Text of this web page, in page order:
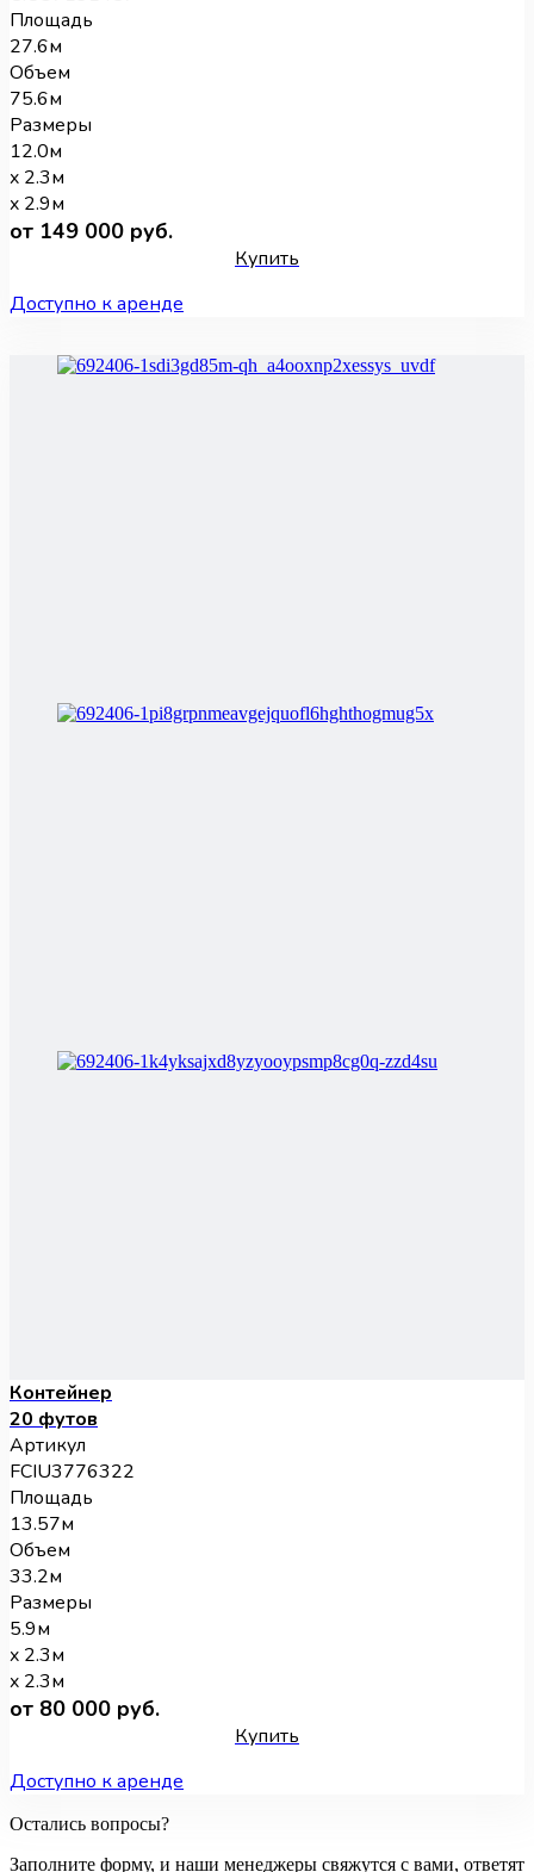
Площадь
27.6м
Объем
75.6м
Размеры
12.0м
x 2.3м
x 2.9м
от 149 000 руб.
Купить
Доступно к аренде
Контейнер
20 футов
Артикул
FCIU3776322
Площадь
13.57м
Объем
33.2м
Размеры
5.9м
x 2.3м
x 2.3м
от 80 000 руб.
Купить
Доступно к аренде
Остались вопросы?
Заполните форму, и наши менеджеры свяжутся с вами, ответят